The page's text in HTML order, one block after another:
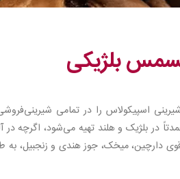
بلژیکی
اسپیکولاس را در تمامی
بلژیک و هلند تهیه می‌شود، اگرچه در
دارچین، میخک، جوز هندی و